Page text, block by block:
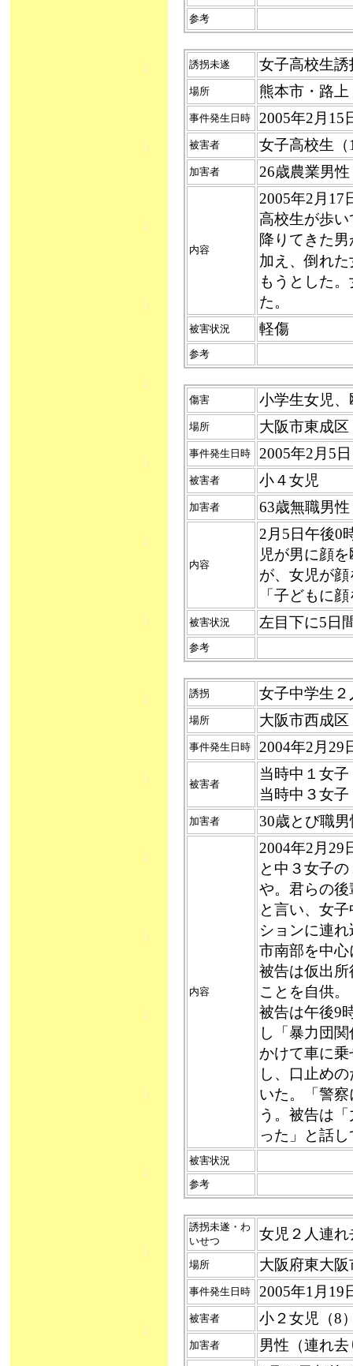
参考
誘拐未遂 女子高校生誘
場所 熊本市・路上
事件発生日時 2005年2月
被害者 女子高校生
加害者 26歳農業男
内容
2005年2月17
高校生が歩
降りてきた
加え、倒れ
もうとした
た。
被害状況 軽傷
参考
傷害 小学生女児、
場所 大阪市東成区
事件発生日時 2005年2月5
被害者 小４女児
加害者 63歳無職男
内容
2月5日午後0
児が男に顔
が、女児が
「子どもに
被害状況 左目下に5日
参考
誘拐 女子中学生２
場所 大阪市西成区
事件発生日時 2004年2月
被害者
当時中１女子
当時中３女子
加害者 30歳とび職
内容
2004年2月29
と中３女子
や。君らの
と言い、女
ションに連
市南部を中
被告は仮出
ことを自供。
被告は午後9
し「暴力団
かけて車に
し、口止め
いた。「警
う。被告は
った」と話
被害状況
参考
誘拐未遂・わ
いせつ
女児２人連れ
場所 大阪府東大
事件発生日時 2005年1月
被害者 小２女児（8
加害者 男性（連れ